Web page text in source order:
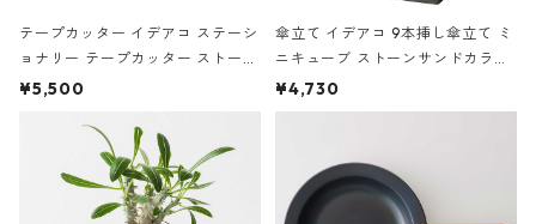
テープカッター イデアコ ステーシ
ョナリー テープカッター ストーン
サンドカラー 石調 ideaco Station
¥5,500
傘立て イデアコ 9本挿し傘立て ミ
ニキューブ ストーンサンドカラー
石調 ideaco Umbrella Stand CUB
E ストーンサンドブラック
¥4,730